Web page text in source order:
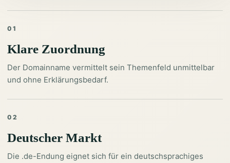
01
Klare Zuordnung
Der Domainname vermittelt sein Themenfeld unmittelbar
und ohne Erklärungsbedarf.
02
Deutscher Markt
Die .de-Endung eignet sich für ein deutschsprachiges